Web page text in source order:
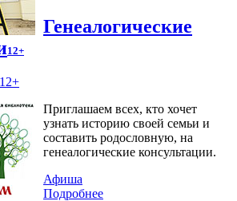
Генеалогические
12+
12+
Приглашаем всех, кто хочет
узнать историю своей семьи и
составить родословную, на
генеалогические консультации.
Афиша
Подробнее